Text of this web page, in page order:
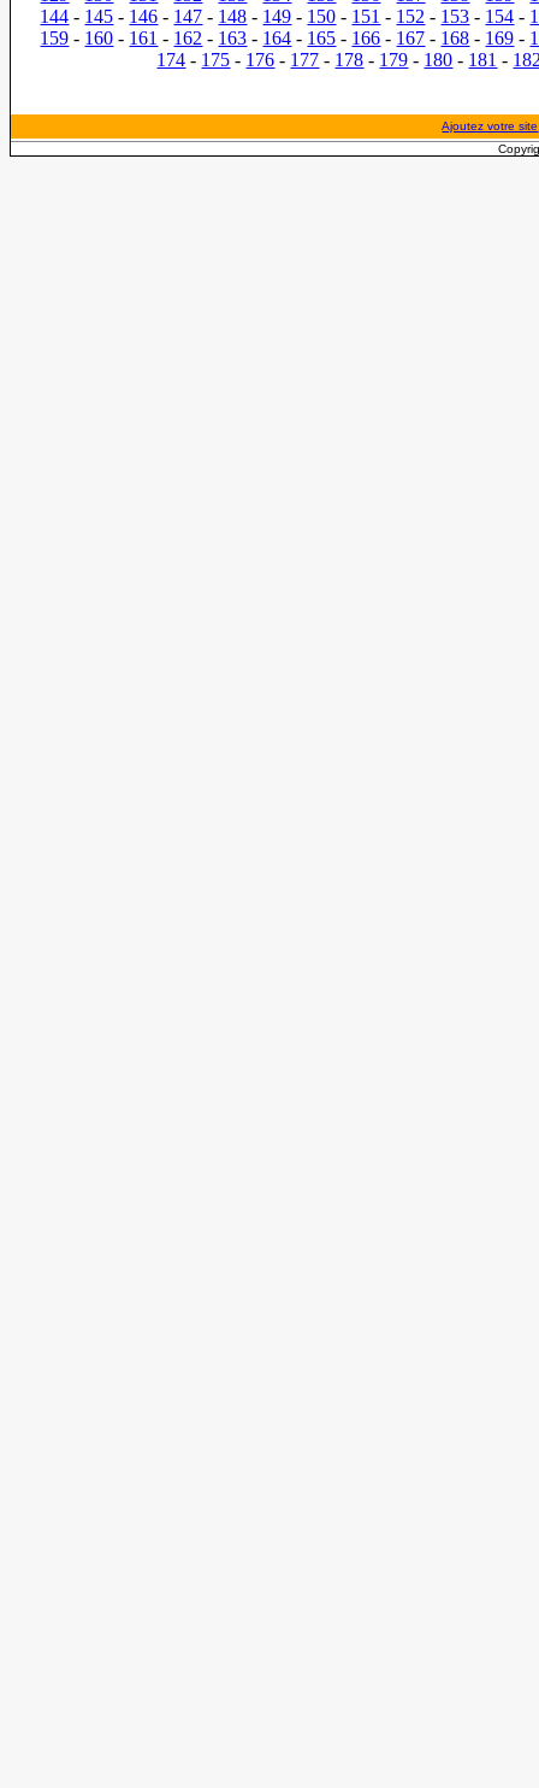
144 - 145 - 146 - 147 - 148 - 149 - 150 - 151 - 152 - 153 - 154 -
159 - 160 - 161 - 162 - 163 - 164 - 165 - 166 - 167 - 168 - 169 -
174 - 175 - 176 - 177 - 178 - 179 - 180 - 181 -
Ajoutez votre site